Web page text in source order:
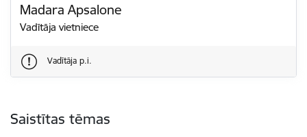
Madara Apsalone
Vadītāja vietniece
Vadītāja p.i.
Saistītas tēmas